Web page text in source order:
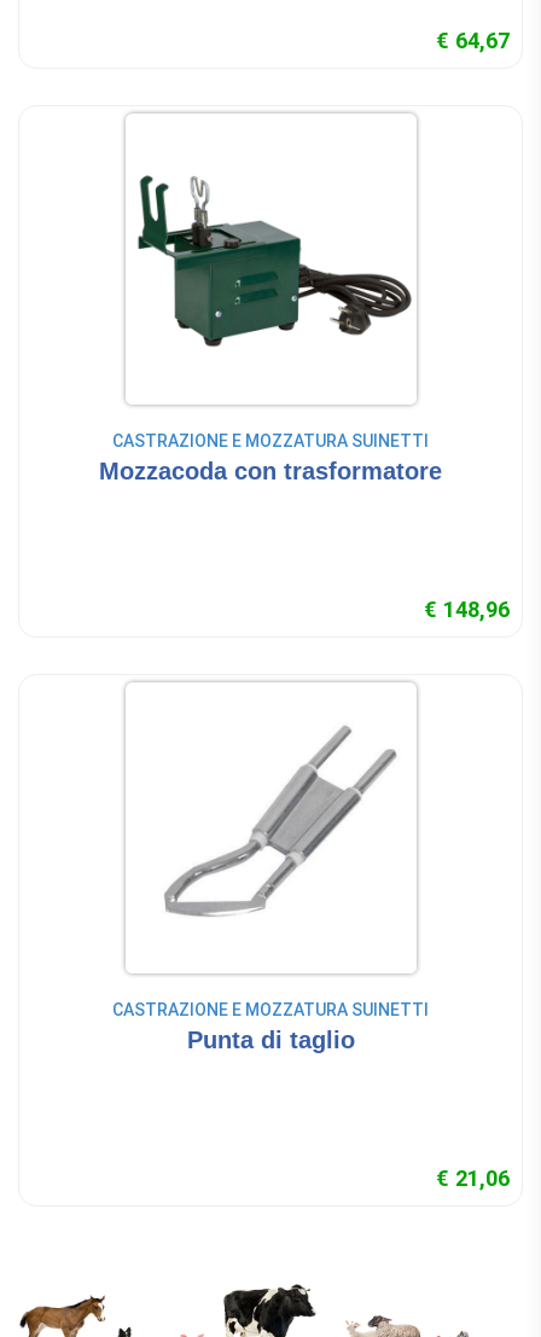
€ 64,67
CASTRAZIONE E MOZZATURA SUINETTI
Mozzacoda con trasformatore
€ 148,96
CASTRAZIONE E MOZZATURA SUINETTI
Punta di taglio
€ 21,06